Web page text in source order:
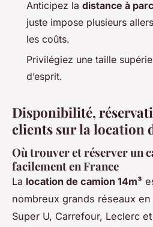
Anticipez la distance à
juste impose plusieurs
les coûts.
Privilégiez une taille
d’esprit.
Disponibilité,
clients sur la location
Où trouver et réserver un
facilement en France
La location de camion 14m³
nombreux grands réseaux
Super U, Carrefour, Leclerc